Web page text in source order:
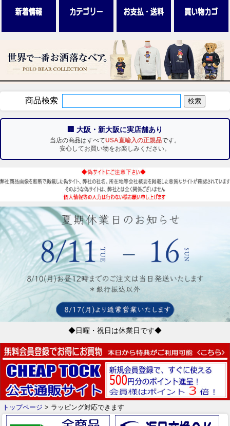
商品検索
🏢 大阪・新大阪に実店舗あり
当店の商品はすべてUSA直輸入の正規品です。
安心してお買い物をお楽しみください。
◆日曜・祝日は休業日です◆
トップページ > ラッピング対応できます